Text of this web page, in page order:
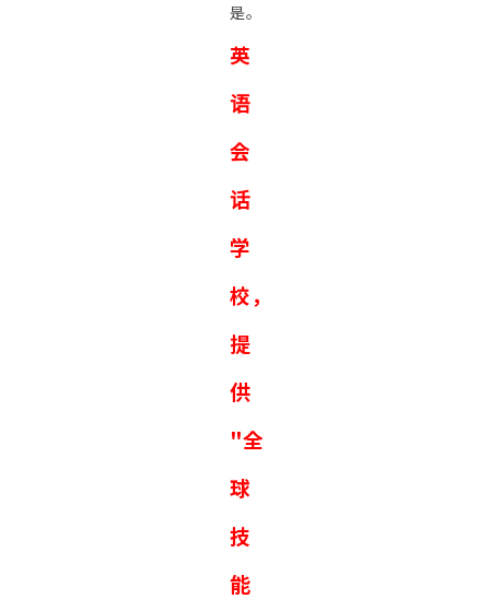
是。
英
语
会
话
学
校，
提
供
"全
球
技
能